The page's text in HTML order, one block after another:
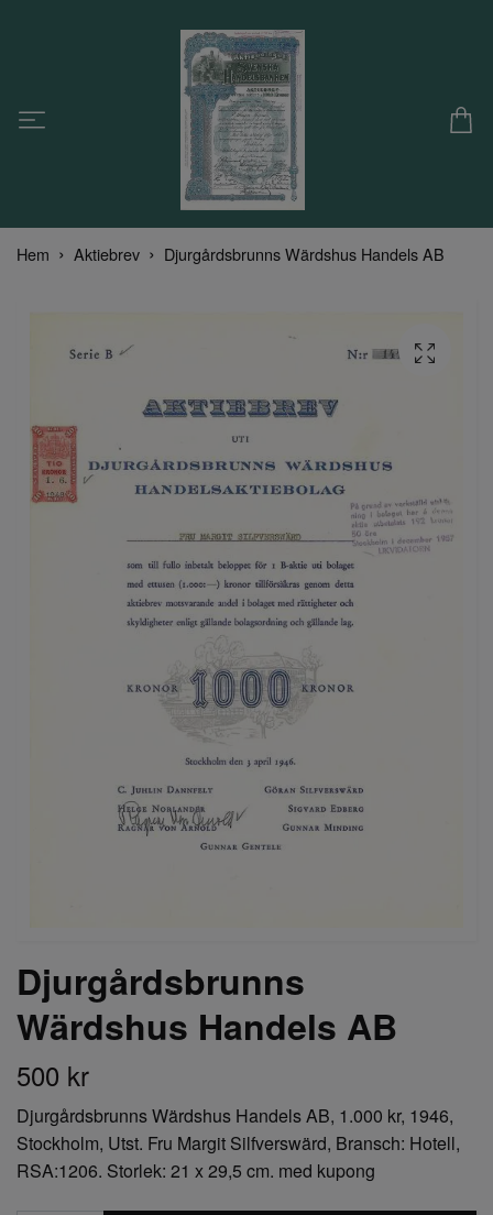
Hem Aktiebrev Djurgårdsbrunns Wärdshus Handels AB
Djurgårdsbrunns
Wärdshus Handels AB
500 kr
Djurgårdsbrunns Wärdshus Handels AB, 1.000 kr, 1946,
Stockholm, Utst. Fru Margit Silfverswärd, Bransch: Hotell,
RSA:1206. Storlek: 21 x 29,5 cm. med kupong